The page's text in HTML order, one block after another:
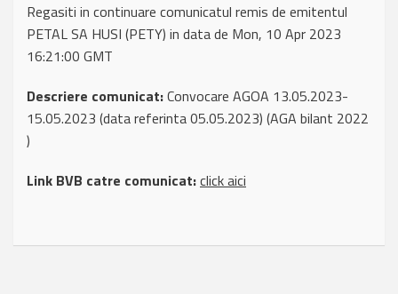
Regasiti in continuare comunicatul remis de emitentul
PETAL SA HUSI (PETY) in data de Mon, 10 Apr 2023
16:21:00 GMT
Descriere comunicat:Convocare AGOA 13.05.2023-
15.05.2023 (data referinta 05.05.2023) (AGA bilant 2022
)
Link BVB catre comunicat:click aici